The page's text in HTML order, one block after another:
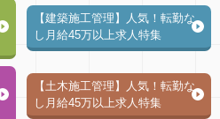
【建築施工管理】人気！転勤な
し月給45万以上求人特集
【土木施工管理】人気！転勤な
し月給45万以上求人特集